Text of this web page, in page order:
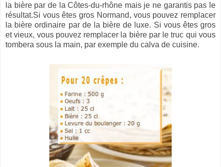
la bière par de la Côtes-du-rhône mais je ne garantis pas le
résultat.Si vous êtes gros Normand, vous pouvez remplacer
la bière ordinaire par de la bière de luxe. Si vous êtes gros
et vieux, vous pouvez remplacer la bière par le truc qui vous
tombera sous la main, par exemple du calva de cuisine.